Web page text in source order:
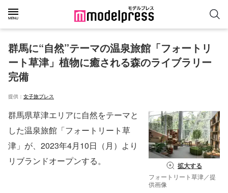
群馬に“自然”テーマの温泉旅館「フォートリ
ート草津」植物に癒される森のライブラリー
完備
提供： 女子旅プレス
拡大する
フォートリート草津／提
供画像
群馬県草津エリアに自然をテーマと
した温泉旅館「フォートリート草
津」が、2023年4月10日（月）より
リブランドオープンする。